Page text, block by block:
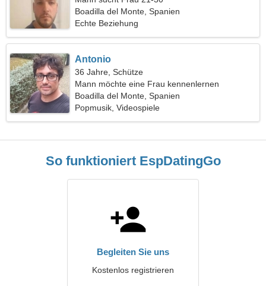
Boadilla del Monte, Spanien
Echte Beziehung
Antonio
36 Jahre, Schütze
Mann möchte eine Frau kennenlernen
Boadilla del Monte, Spanien
Popmusik, Videospiele
So funktioniert EspDatingGo
Begleiten Sie uns
Kostenlos registrieren